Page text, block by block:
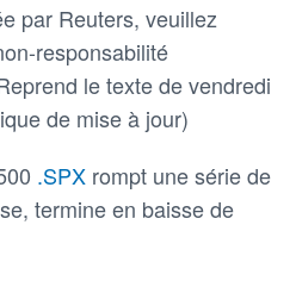
par Reuters, veuillez
responsabilité
le texte de vendredi
de mise à jour)
.SPX rompt une série de
termine en baisse de